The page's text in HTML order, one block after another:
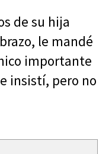
de su hija
le mandé
importante
insistí, pero no